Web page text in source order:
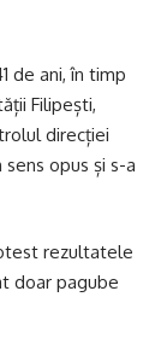
de ani, în timp
Filipești,
direcției
opus și s-a
rezultatele
doar pagube